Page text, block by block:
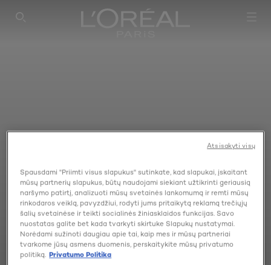
PRÉFÉRENCE INFINIA
Spausdami "Priimti visus slapukus" sutinkate, kad slapukai, įskaitant
mūsų partnerių slapukus, būtų naudojami siekiant užtikrinti geriausią
naršymo patirtį, analizuoti mūsų svetainės lankomumą ir remti mūsų
rinkodaros veiklą, pavyzdžiui, rodyti jums pritaikytą reklamą trečiųjų
šalių svetainėse ir teikti socialinės žiniasklaidos funkcijas. Savo
nuostatas galite bet kada tvarkyti skirtuke Slapukų nustatymai.
Norėdami sužinoti daugiau apie tai, kaip mes ir mūsų partneriai
tvarkome jūsų asmens duomenis, perskaitykite mūsų privatumo
politiką. Privatumo Politika
Atsisakyti visų